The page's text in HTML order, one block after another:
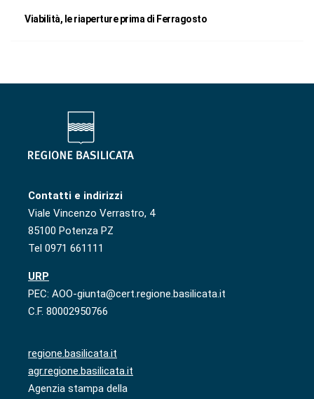
Viabilità, le riaperture prima di Ferragosto
Contatti e indirizzi
Viale Vincenzo Verrastro, 4
85100 Potenza PZ
Tel 0971 661111
URP
PEC: AOO-giunta@cert.regione.basilicata.it
C.F. 80002950766
regione.basilicata.it
agr.regione.basilicata.it
Agenzia stampa della